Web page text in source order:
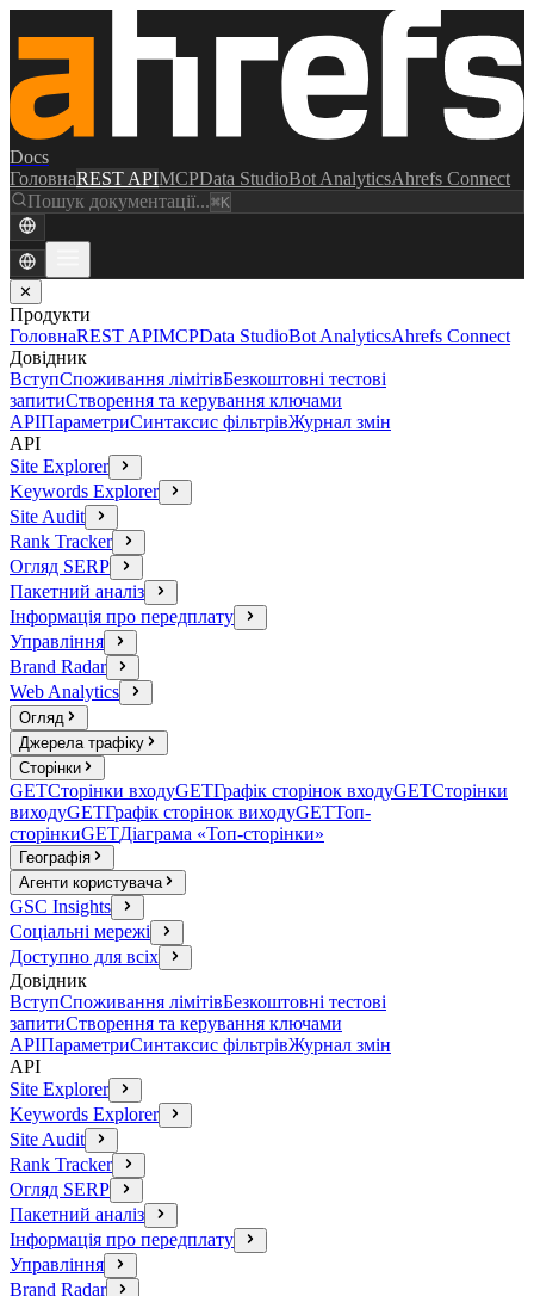
Docs
ГоловнаREST APIMCPData StudioBot AnalyticsAhrefs Connect
Пошук документації...⌘K
✕
Продукти
ГоловнаREST APIMCPData StudioBot AnalyticsAhrefs Connect
Довідник
ВступСпоживання лімітівБезкоштовні тестові
запитиСтворення та керування ключами
APIПараметриСинтаксис фільтрівЖурнал змін
API
Site Explorer
Keywords Explorer
Site Audit
Rank Tracker
Огляд SERP
Пакетний аналіз
Інформація про передплату
Управління
Brand Radar
Web Analytics
Огляд
Джерела трафіку
Сторінки
GETСторінки входуGETГрафік сторінок входуGETСторінки
виходуGETГрафік сторінок виходуGETТоп-
сторінкиGETДіаграма «Топ-сторінки»
Географія
Агенти користувача
GSC Insights
Соціальні мережі
Доступно для всіх
Довідник
ВступСпоживання лімітівБезкоштовні тестові
запитиСтворення та керування ключами
APIПараметриСинтаксис фільтрівЖурнал змін
API
Site Explorer
Keywords Explorer
Site Audit
Rank Tracker
Огляд SERP
Пакетний аналіз
Інформація про передплату
Управління
Brand Radar